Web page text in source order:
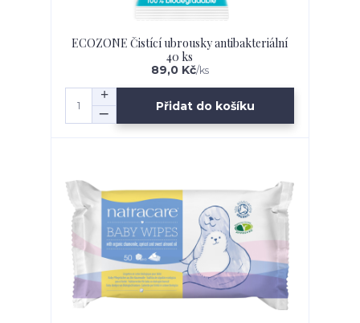
ECOZONE Čistící ubrousky antibakteriální
40 ks
89,0 Kč/ks
Přidat do košíku